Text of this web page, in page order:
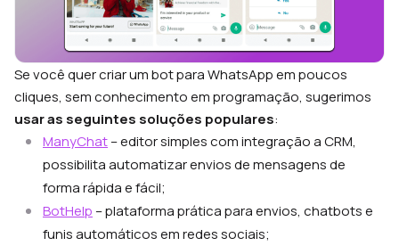
Se você quer criar um bot para WhatsApp em poucos
cliques, sem conhecimento em programação, sugerimos
usar as seguintes soluções populares:
ManyChat– editor simples com integração a CRM,
possibilita automatizar envios de mensagens de
forma rápida e fácil;
BotHelp – plataforma prática para envios, chatbots e
funis automáticos em redes sociais;